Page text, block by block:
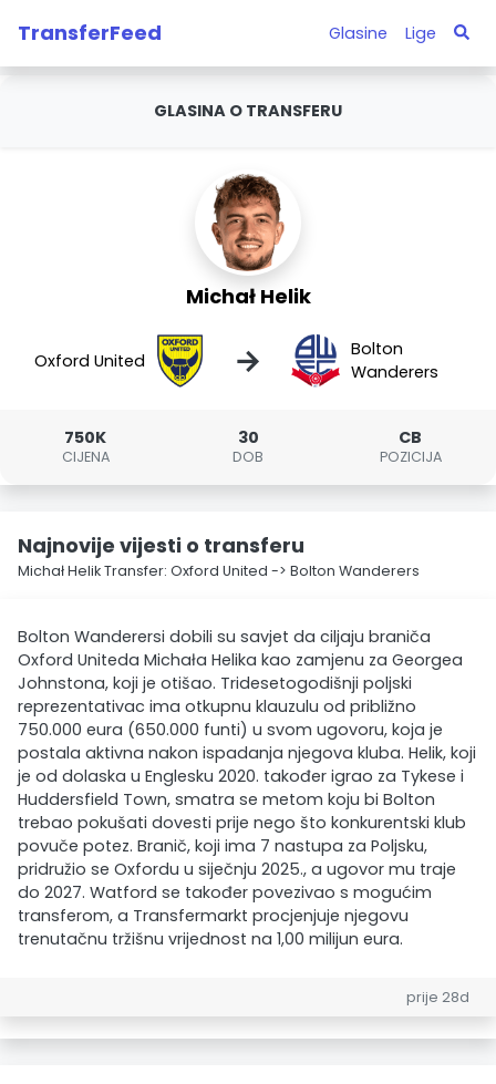
TransferFeed Glasine Lige
GLASINA O TRANSFERU
Michał Helik
Oxford United →
Bolton
Wanderers
750K
CIJENA
30
DOB
CB
POZICIJA
Najnovije vijesti o transferu
Michał Helik Transfer: Oxford United -> Bolton Wanderers
Bolton Wanderersi dobili su savjet da ciljaju braniča
Oxford Uniteda Michała Helika kao zamjenu za Georgea
Johnstona, koji je otišao. Tridesetogodišnji poljski
reprezentativac ima otkupnu klauzulu od približno
750.000 eura (650.000 funti) u svom ugovoru, koja je
postala aktivna nakon ispadanja njegova kluba. Helik, koji
je od dolaska u Englesku 2020. također igrao za Tykese i
Huddersfield Town, smatra se metom koju bi Bolton
trebao pokušati dovesti prije nego što konkurentski klub
povuče potez. Branič, koji ima 7 nastupa za Poljsku,
pridružio se Oxfordu u siječnju 2025., a ugovor mu traje
do 2027. Watford se također povezivao s mogućim
transferom, a Transfermarkt procjenjuje njegovu
trenutačnu tržišnu vrijednost na 1,00 milijun eura.
prije 28d